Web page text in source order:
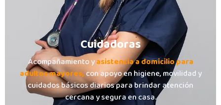
Cuidadoras
Acompañamiento yasistencia a domicilio para
adultos mayores,con apoyo en higiene, movilidad y
cuidados básicos diarios para brindar atención
cercana y segura en casa.